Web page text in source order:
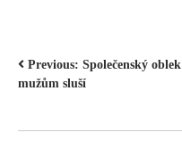
NAVIGACE
Previous: Společenský oblek
mužům sluší